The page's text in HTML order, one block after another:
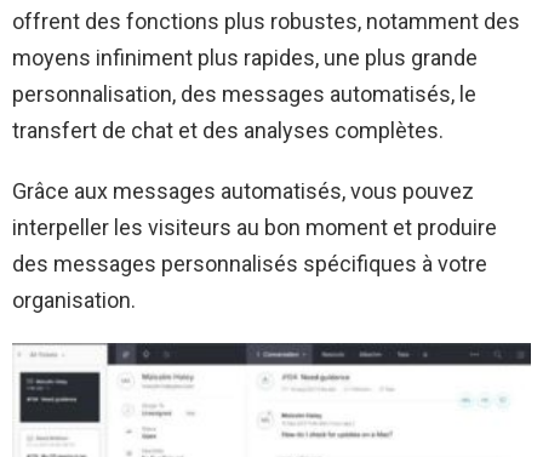
offrent des fonctions plus robustes, notamment des
moyens infiniment plus rapides, une plus grande
personnalisation, des messages automatisés, le
transfert de chat et des analyses complètes.
Grâce aux messages automatisés, vous pouvez
interpeller les visiteurs au bon moment et produire
des messages personnalisés spécifiques à votre
organisation.